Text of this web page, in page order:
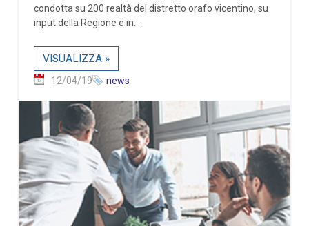
condotta su 200 realtà del distretto orafo vicentino, su
input della Regione e in...
VISUALIZZA »
12/04/19 news